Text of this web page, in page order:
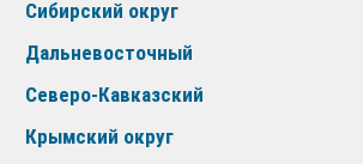
Сибирский округ
Дальневосточный
Северо-Кавказский
Крымский округ